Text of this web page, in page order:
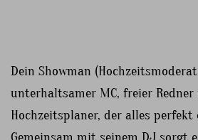
Dein Showman
unterhaltsamer MC, freier Redner
Hochzeitsplaner, der alles